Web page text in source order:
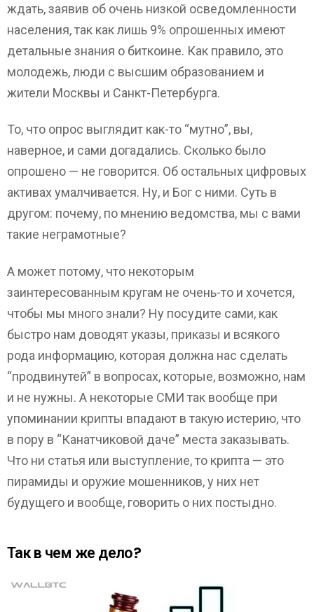
ждать, заявив об очень низкой осведомленности
населения, так как лишь 9% опрошенных имеют
детальные знания о биткоине. Как правило, это
молодежь, люди с высшим образованием и
жители Москвы и Санкт-Петербурга.
То, что опрос выглядит как-то “мутно”, вы,
наверное, и сами догадались. Сколько было
опрошено — не говорится. Об остальных цифровых
активах умалчивается. Ну, и Бог с ними. Суть в
другом: почему, по мнению ведомства, мы с вами
такие неграмотные?
А может потому, что некоторым
заинтересованным кругам не очень-то и хочется,
чтобы мы много знали? Ну посудите сами, как
быстро нам доводят указы, приказы и всякого
рода информацию, которая должна нас сделать
“продвинутей” в вопросах, которые, возможно, нам
и не нужны. А некоторые СМИ так вообще при
упоминании крипты впадают в такую истерию, что
в пору в “Канатчиковой даче” места заказывать.
Что ни статья или выступление, то крипта — это
пирамиды и оружие мошенников, у них нет
будущего и вообще, говорить о них постыдно.
Так в чем же дело?